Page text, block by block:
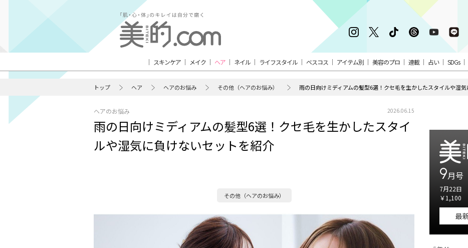
スキンケア メイク ヘア ネイル ライフスタイル ベスコス アイテム別 美容のプロ 連載 占い SDGs
トップ ヘア ヘアのお悩み その他（ヘアのお悩み） 雨の日向けミディアムの髪型6選！クセ毛を生かしたスタイルや湿
ヘアのお悩み 2026.06.15
雨の日向けミディアムの髪型6選！クセ毛を生かしたスタイ
ルや湿気に負けないセットを紹介
その他（ヘアのお悩み）
9月号
7月22日
￥1,100
最